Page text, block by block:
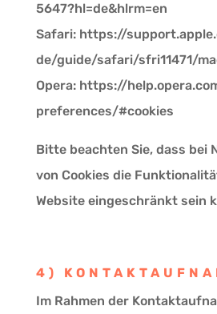
5647?hl=de&hlrm=en
Safari: https://
de/guide/safari/sfri11471/
Opera: https://
preferences/#cookies
Bitte beachten Sie, dass bei
von Cookies die
Website eingeschränkt sein
4)
Im Rahmen der